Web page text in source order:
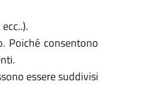
Poiché consentono
essere suddivisi